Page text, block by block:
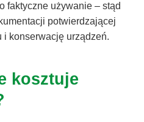
faktyczne używanie – stąd
potwierdzającej
i konserwację urządzeń.
kosztuje